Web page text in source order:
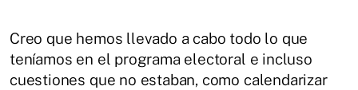
Creo que hemos llevado a cabo todo lo que
teníamos en el programa electoral e incluso
cuestiones que no estaban, como calendarizar